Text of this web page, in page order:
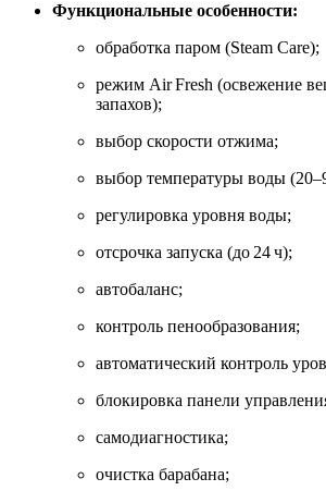
Функциональные особенности:
обработка паром (Steam Care);
режим Air Fresh (освежение
запахов);
выбор скорости отжима;
выбор температуры воды
регулировка уровня воды;
отсрочка запуска (до 24 ч);
автобаланс;
контроль пенообразования;
автоматический контроль
блокировка панели
самодиагностика;
очистка барабана;